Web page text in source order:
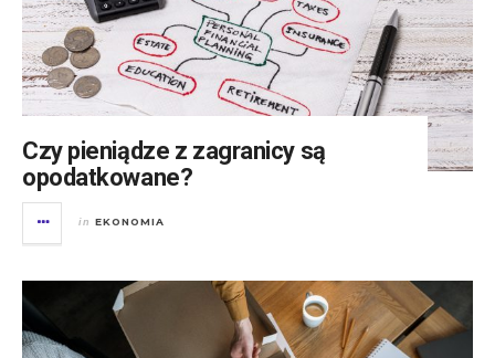
Czy pieniądze z zagranicy są
opodatkowane?
in EKONOMIA